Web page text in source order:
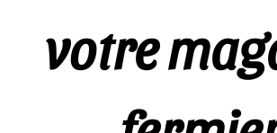
votre